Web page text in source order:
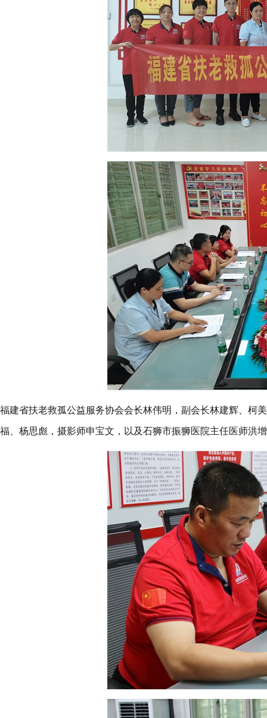
福建省扶老救孤公益服务协会会长林伟明，副会长林建辉、柯
福、杨思彪，摄影师申宝文，以及石狮市振狮医院主任医师洪